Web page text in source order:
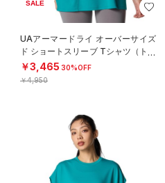
SALE
UAアーマードライ オーバーサイズ
ド ショートスリーブ Tシャツ（トレ
ーニング/WOMEN）
￥3,465 30%OFF
￥4,950